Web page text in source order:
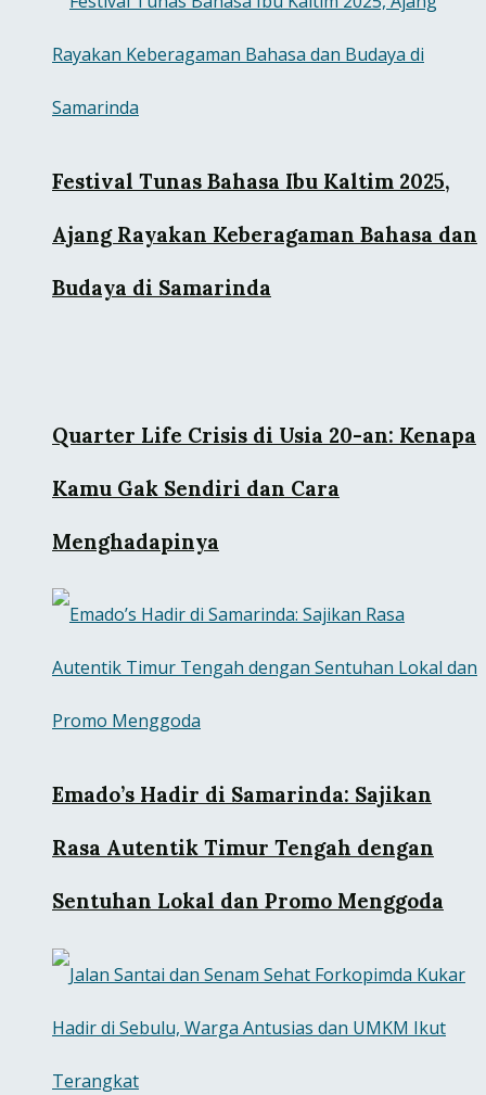
Festival Tunas Bahasa Ibu Kaltim 2025,
Ajang Rayakan Keberagaman Bahasa dan
Budaya di Samarinda
Quarter Life Crisis di Usia 20-an: Kenapa
Kamu Gak Sendiri dan Cara
Menghadapinya
Emado’s Hadir di Samarinda: Sajikan
Rasa Autentik Timur Tengah dengan
Sentuhan Lokal dan Promo Menggoda